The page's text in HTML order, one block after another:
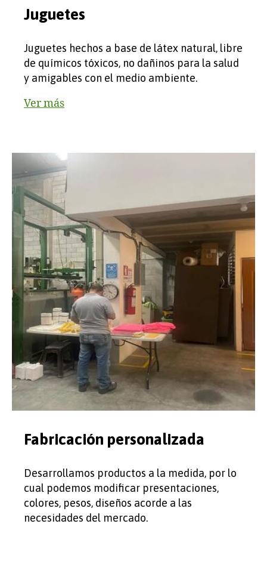
Juguetes
Juguetes hechos a base de látex natural, libre
de químicos tóxicos, no dañinos para la salud
y amigables con el medio ambiente.
Ver más
Fabricación personalizada
Desarrollamos productos a la medida, por lo
cual podemos modificar presentaciones,
colores, pesos, diseños acorde a las
necesidades del mercado.